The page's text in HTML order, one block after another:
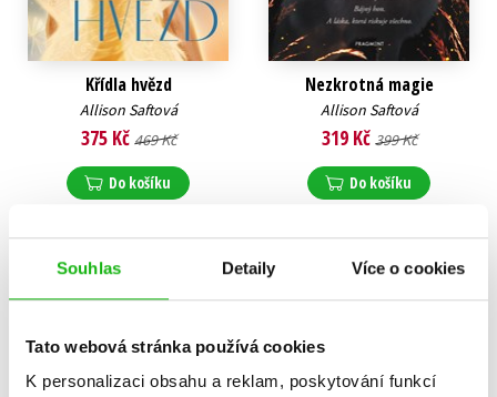
Souhlas Detaily Více o cookies
Tato webová stránka používá cookies
K personalizaci obsahu a reklam, poskytování funkcí
Křídla hvězd
Allison Saftová
375 Kč 469 Kč
Do košíku
Nezkrotná magie
Allison Saftová
319 Kč 399 Kč
Do košíku
Zobrazuji 1 až 2 z celkem 2 záznamů
Předchozí 1 Další